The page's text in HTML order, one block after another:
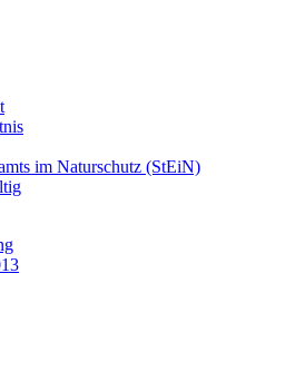
im Naturschutz (StEiN)